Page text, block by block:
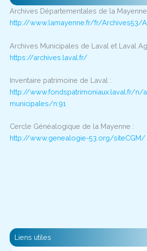
Archives Départementales de la
http://www.lamayenne.fr/fr/Archives53/
Archives Municipales de Laval et Laval
https://archives.laval.fr/
Inventaire patrimoine de Laval :
http://www.fondspatrimoniaux.laval.fr/n/
municipales/n:91
Cercle Généalogique de la Mayenne :
http://www.genealogie-53.org/siteCGM/
Liens utiles